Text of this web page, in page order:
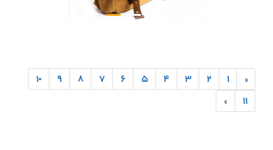
« ۱ ۲ ۳ ۴ ۵ ۶ ۷ ۸ ۹
۱۰
۱۱
»